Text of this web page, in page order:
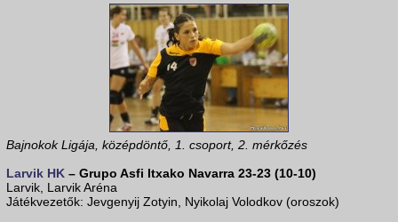
Bajnokok Ligája, középdöntő, 1. csoport, 2. mérkőzés
Larvik HK – Grupo Asfi Itxako Navarra 23-23 (10-10)
Larvik, Larvik Aréna
Játékvezetők: Jevgenyij Zotyin, Nyikolaj Volodkov (oroszok)